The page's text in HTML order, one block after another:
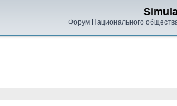
Форум Национального